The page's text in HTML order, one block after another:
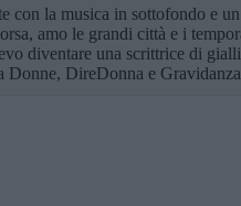
con la musica in sottofondo e
amo le grandi città e i
diventare una scrittrice di
Donne, DireDonna e